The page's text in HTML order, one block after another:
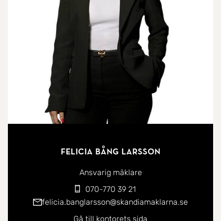
en ljus hall som binder samman rummen på ett
naturligt sätt. Här är det stora fönsterpartierna mot
köket som skapar ett härligt ljusflöde och ger en
öppen och luftig känsla. Här finns utgång till en
rymlig balkong med plats för både matgrupp och
växter. Möjlighet finns att använda gasol- eller
gröna kaklet skapas en harmonisk och tidlös
känsla. Här finns gott om arbetsytor och bra
förvaring i både lådor och skåp som gör köket lika
funktionellt som trevligt att vistas i. Fönstren mot
balkongen och hallen ger ett fint ljusflöde och
Felicia Bång Larsson
Ansvarig mäklare
070-770 39 21
felicia.banglarsson@skandiamaklarna.se
Gå till kontorets sida